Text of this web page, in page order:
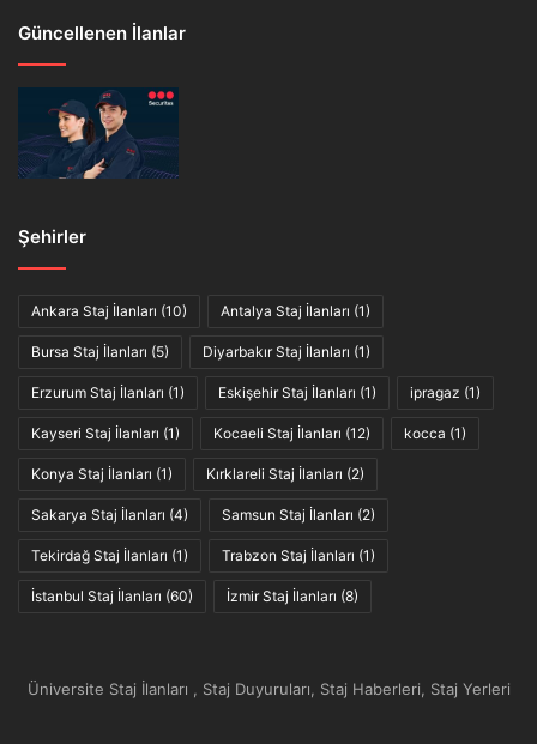
Güncellenen İlanlar
Şehirler
Ankara Staj İlanları (10) Antalya Staj İlanları (1)
Bursa Staj İlanları (5) Diyarbakır Staj İlanları (1)
Erzurum Staj İlanları (1) Eskişehir Staj İlanları (1) ipragaz (1)
Kayseri Staj İlanları (1) Kocaeli Staj İlanları (12) kocca (1)
Konya Staj İlanları (1) Kırklareli Staj İlanları (2)
Sakarya Staj İlanları (4) Samsun Staj İlanları (2)
Tekirdağ Staj İlanları (1) Trabzon Staj İlanları (1)
İstanbul Staj İlanları (60) İzmir Staj İlanları (8)
Üniversite Staj İlanları , Staj Duyuruları, Staj Haberleri, Staj Yerleri